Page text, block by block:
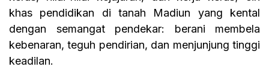
khas pendidikan di tanah Madiun yang kental
dengan semangat pendekar: berani membela
kebenaran, teguh pendirian, dan menjunjung tinggi
keadilan.